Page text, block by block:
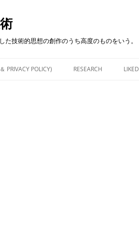
た技術的思想の創作のうち高度のものをいう。
PRIVACY POLICY) RESEARCH LIKED